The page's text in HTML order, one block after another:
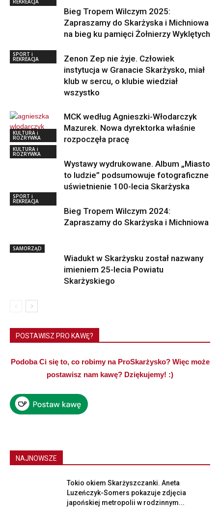
Bieg Tropem Wilczym 2025:
Zapraszamy do Skarżyska i Michniowa
na bieg ku pamięci Żołnierzy Wyklętych
SPORT i
REKREACJA
Zenon Zep nie żyje. Człowiek
instytucja w Granacie Skarżysko, miał
klub w sercu, o klubie wiedział
wszystko
KULTURA i
ROZRYWKA
MCK według Agnieszki-Włodarczyk
Mazurek. Nowa dyrektorka właśnie
rozpoczęła pracę
KULTURA i
ROZRYWKA
Wystawy wydrukowane. Album „Miasto
to ludzie” podsumowuje fotograficzne
uświetnienie 100-lecia Skarżyska
SPORT i
REKREACJA
Bieg Tropem Wilczym 2024:
Zapraszamy do Skarżyska i Michniowa
SAMORZĄD
Wiadukt w Skarżysku został nazwany
imieniem 25-lecia Powiatu
Skarżyskiego
POSTAWISZ PRO KAWĘ?
Podoba Ci się to, co robimy na ProSkarżysko? Więc może
postawisz nam kawę? Dziękujemy! :)
NAJNOWSZE
Tokio okiem Skarżyszczanki. Aneta
Luzeńczyk-Somers pokazuje zdjęcia
japońskiej metropolii w rodzinnym...